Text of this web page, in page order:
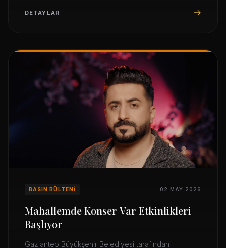
DETAYLAR
BASIN BÜLTENI 02 MAY 2026
Mahallemde Konser Var Etkinlikleri
Başlıyor
Gaziantep Büyükşehir Belediyesi tarafından